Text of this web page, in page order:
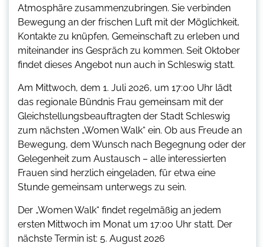
Atmosphäre zusammenzubringen. Sie verbinden
Bewegung an der frischen Luft mit der Möglichkeit,
Kontakte zu knüpfen, Gemeinschaft zu erleben und
miteinander ins Gespräch zu kommen. Seit Oktober
findet dieses Angebot nun auch in Schleswig statt.
Am Mittwoch, dem 1. Juli 2026, um 17:00 Uhr lädt
das regionale Bündnis Frau gemeinsam mit der
Gleichstellungsbeauftragten der Stadt Schleswig
zum nächsten „Women Walk“ ein. Ob aus Freude an
Bewegung, dem Wunsch nach Begegnung oder der
Gelegenheit zum Austausch – alle interessierten
Frauen sind herzlich eingeladen, für etwa eine
Stunde gemeinsam unterwegs zu sein.
Der „Women Walk“ findet regelmäßig an jedem
ersten Mittwoch im Monat um 17:00 Uhr statt. Der
nächste Termin ist: 5. August 2026